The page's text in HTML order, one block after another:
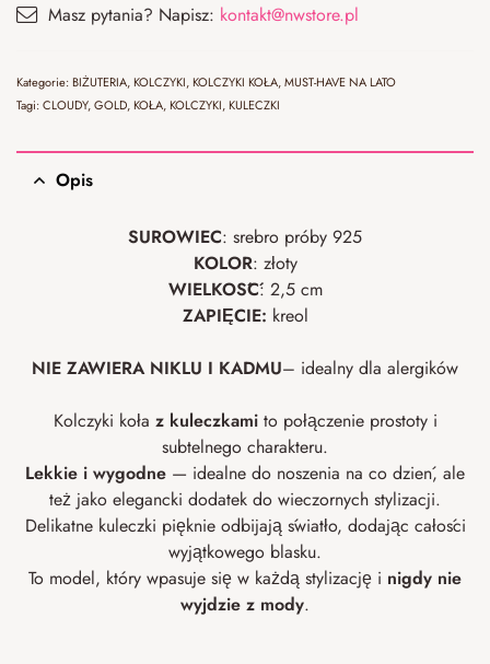
Masz pytania? Napisz: kontakt@nwstore.pl
Kategorie:BIŻUTERIA,KOLCZYKI,KOLCZYKI KOŁA,MUST-HAVE NA LATO
Tagi:CLOUDY,GOLD,KOŁA,KOLCZYKI,KULECZKI
Opis
SUROWIEC: srebro próby 925
KOLOR: złoty
WIELKOŚĆ: 2,5 cm
ZAPIĘCIE: kreol
NIE ZAWIERA NIKLU I KADMU– idealny dla alergików
Kolczyki koła z kuleczkamito połączenie prostoty i
subtelnego charakteru.
Lekkie i wygodne — idealne do noszenia na co dzień, ale
też jako elegancki dodatek do wieczornych stylizacji.
Delikatne kuleczki pięknie odbijają światło, dodając całości
wyjątkowego blasku.
To model, który wpasuje się w każdą stylizację i nigdy nie
wyjdzie z mody.